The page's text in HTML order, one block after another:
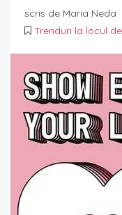
scris de Maria Neda
Trenduri la locul